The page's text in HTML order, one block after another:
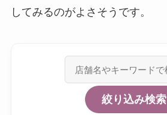
してみるのがよさそうです。
絞り込み検索